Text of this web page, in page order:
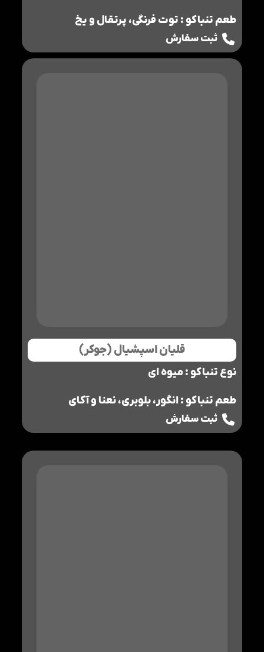
طعم تنباکو : توت فرنگی، پرتقال و یخ
ثبت سفارش
قلیان اسپشیال (جوکر)
نوع تنباکو : میوه ای
طعم تنباکو : انگور، بلوبری، نعنا و آکای
ثبت سفارش